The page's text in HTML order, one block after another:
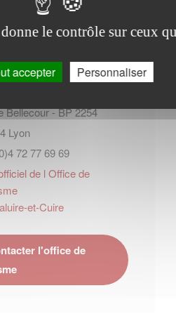
tourisme de
et-Cuire
Bellecour - BP 2254
Lyon
72 77 69 69
de l Office de
et-Cuire
l'office de
le contrôle sur ceux
accepter Personnaliser